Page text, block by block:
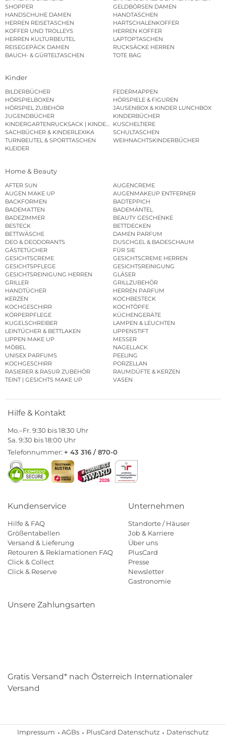
SHOPPER
GELDBÖRSEN DAMEN
HANDSCHUHE DAMEN
HANDTASCHEN
HERREN REISETASCHEN
HARTSCHALENKOFFER
KOFFER UND TROLLEYS
HERREN KOFFER
HERREN KULTURBEUTEL
LAPTOPTASCHEN
REISEGEPÄCK DAMEN
RUCKSÄCKE HERREN
BAUCH- & GÜRTELTASCHEN
TOTE BAG
Kinder
BILDERBÜCHER
FEDERMAPPEN
HÖRSPIELBOXEN
HÖRSPIELE & FIGUREN
HÖRSPIEL ZUBEHÖR
JAUSENBOX & KINDER LUNCHBOX
JUGENDBÜCHER
KINDERBÜCHER
KINDERGARTENRUCKSACK | KINDERGARTENBEUTEL
KUSCHELTIERE
SACHBÜCHER & KINDERLEXIKA
SCHULTASCHEN
TURNBEUTEL & SPORTTASCHEN
WEIHNACHTSKINDERBÜCHER
KLEIDER
Home & Beauty
AFTER SUN
AUGENCREME
AUGEN MAKE UP
AUGENMAKEUP ENTFERNER
BACKFORMEN
BADTEPPICH
BADEMATTEN
BADEMÄNTEL
BADEZIMMER
BEAUTY GESCHENKE
BESTECK
BETTDECKEN
BETTWÄSCHE
DAMEN PARFUM
DEO & DEODORANTS
DUSCHGEL & BADESCHAUM
GÄSTETÜCHER
FÜR SIE
GESICHTSCREME
GESICHTSCREME HERREN
GESICHTSPFLEGE
GESICHTSREINIGUNG
GESICHTSREINIGUNG HERREN
GLÄSER
GRILLER
GRILLZUBEHÖR
HANDTÜCHER
HERREN PARFUM
KERZEN
KOCHBESTECK
KOCHGESCHIRR
KOCHTÖPFE
KÖRPERPFLEGE
KÜCHENGERÄTE
KUGELSCHREIBER
LAMPEN & LEUCHTEN
LEINTÜCHER & BETTLAKEN
LIPPENSTIFT
LIPPEN MAKE UP
MESSER
MÖBEL
NAGELLACK
UNISEX PARFUMS
PEELING
KOCHGESCHIRR
PORZELLAN
RASIERER & RASUR ZUBEHÖR
RAUMDÜFTE & KERZEN
TEINT | GESICHTS MAKE UP
VASEN
Hilfe & Kontakt
Mo.–Fr. 9:30 bis 18:30 Uhr
Sa. 9:30 bis 18:00 Uhr
Telefonnummer: + 43 316 / 870-0
Kundenservice
Hilfe & FAQ
Größentabellen
Versand & Lieferung
Retouren & Reklamationen FAQ
Click & Collect
Click & Reserve
Unternehmen
Standorte / Häuser
Job & Karriere
Über uns
PlusCard
Presse
Newsletter
Gastronomie
Unsere Zahlungsarten
Gratis Versand* nach Österreich Internationaler
Versand
Impressum AGBs PlusCard Datenschutz Datenschutz